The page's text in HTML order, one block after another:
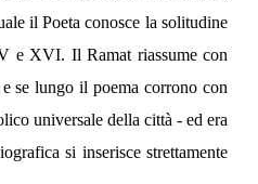
il Poeta conosce la solitudine
e XVI. Il Ramat riassume con
se lungo il poema corrono con
universale della città - ed era
si inserisce strettamente